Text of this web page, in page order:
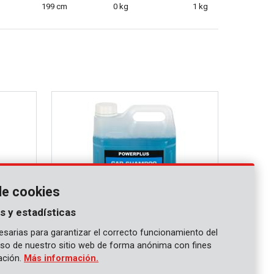
199 cm 0 kg 1 kg
POWXG92035
Detergente Champú para coche 5L
cookies
y estadísticas
para garantizar el correcto funcionamiento del
de nuestro sitio web de forma anónima con fines
Más información.